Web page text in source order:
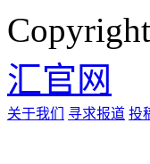
汇官网
关于我们 寻求报道 投